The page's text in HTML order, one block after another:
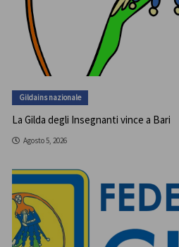
Gildains nazionale
La Gilda degli Insegnanti vince a Bari
Agosto 5, 2026